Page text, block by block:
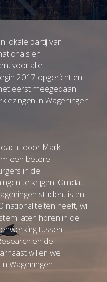
lokale partij van
en
voor alle
2017 opgericht en
eerst meegedaan
in Wageningen.
door Mark
een betere
in de
te krijgen. Omdat
student is en
nationaliteiten heeft, wil
laten horen in de
tussen
en de
willen we
Wageningen